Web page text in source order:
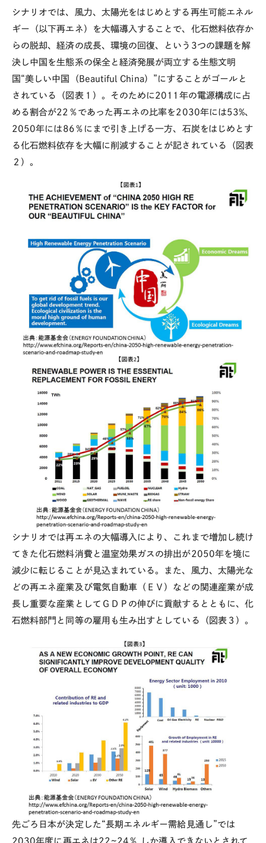
シナリオでは、風力、太陽光をはじめとする再生可能エネル
ギー（以下再エネ）を大幅導入することで、化石燃料依存か
らの脱却、経済の成長、環境の回復、という3つの課題を解
決し中国を生態系の保全と経済発展が両立する生態文明
国“美しい中国（Beautiful China）”にすることがゴールと
されている（図表１）。そのために2011年の電源構成に占
める割合が22％であった再エネの比率を2030年には53%、
2050年には86％にまで引き上げる一方、石炭をはじめとす
る化石燃料依存を大幅に削減することが記されている（図表
２）。
シナリオでは再エネの大幅導入により、これまで増加し続け
てきた化石燃料消費と温室効果ガスの排出が2050年を境に
減少に転じることが見込まれている。また、風力、太陽光な
どの再エネ産業及び電気自動車（ＥＶ）などの関連産業が成
長し重要な産業としてＧＤＰの伸びに貢献するとともに、化
石燃料部門と同等の雇用も生み出すとしている（図表３）。
先ごろ日本が決定した“長期エネルギー需給見通し”では
2030年度に再エネは22~24％ しか導入できないとされて